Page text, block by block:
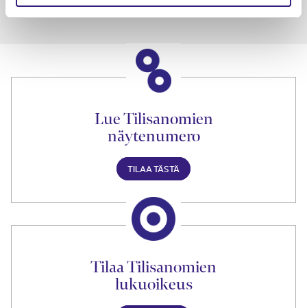
Lue Tilisanomien
näytenumero
TILAA TÄSTÄ
Tilaa Tilisanomien
lukuoikeus